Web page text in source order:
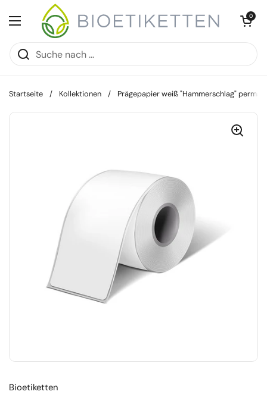
Zum Inhalt springen
Menü öffnen
Warenkorb
0
Startseite / Kollektionen / Prägepapier weiß "Hammerschlag"
Bioetiketten